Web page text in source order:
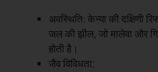
अवस्थिति: केन्या की दक्षिणी
जल की झील, जो मालेवा और
होती है।
जैव विविधता: